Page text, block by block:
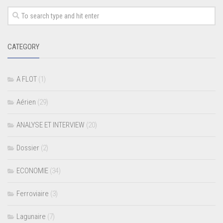
CATEGORY
A FLOT (1)
Aérien (29)
ANALYSE ET INTERVIEW (20)
Dossier (2)
ECONOMIE (34)
Ferroviaire (3)
Lagunaire (7)